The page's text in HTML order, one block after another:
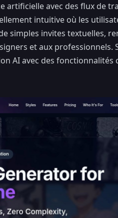
avec des flux de
intuitive où les
simples invites textuelles,
et aux professionnels.
AI avec des fonctionnalités